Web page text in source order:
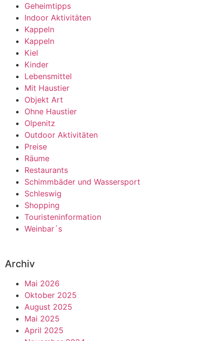
Geheimtipps
Indoor Aktivitäten
Kappeln
Kappeln
Kiel
Kinder
Lebensmittel
Mit Haustier
Objekt Art
Ohne Haustier
Olpenitz
Outdoor Aktivitäten
Preise
Räume
Restaurants
Schimmbäder und Wassersport
Schleswig
Shopping
Touristeninformation
Weinbar´s
Archiv
Mai 2026
Oktober 2025
August 2025
Mai 2025
April 2025